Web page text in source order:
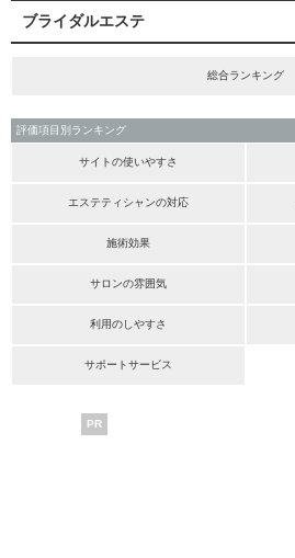
ブライダルエステ
総合ランキング
評価項目別ランキング
サイトの使いやすさ
エステティシャンの対応
施術効果
サロンの雰囲気
利用のしやすさ
サポートサービス
PR